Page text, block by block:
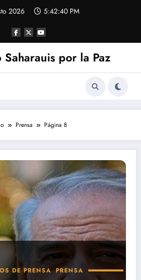
2026 5:42:42 PM
por la Paz
Prensa Página 8
DE PRENSA PRENSA